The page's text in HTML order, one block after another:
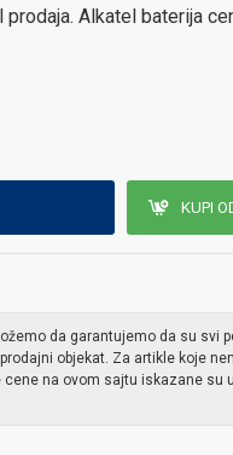
Alkatel baterija
KUPI
da garantujemo da su svi
objekat. Za artikle koje
na ovom sajtu iskazane su